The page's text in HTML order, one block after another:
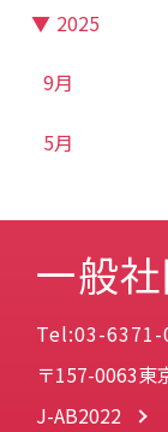
▼ 2025
9月
5月
一般
Tel:03-6371-
〒157-0063東
J-AB2022